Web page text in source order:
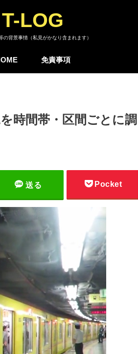
T-LOG
の背景事情（私見がかなり含まれます）
免責事項
時間帯・区間ごとに調
送る Pocket